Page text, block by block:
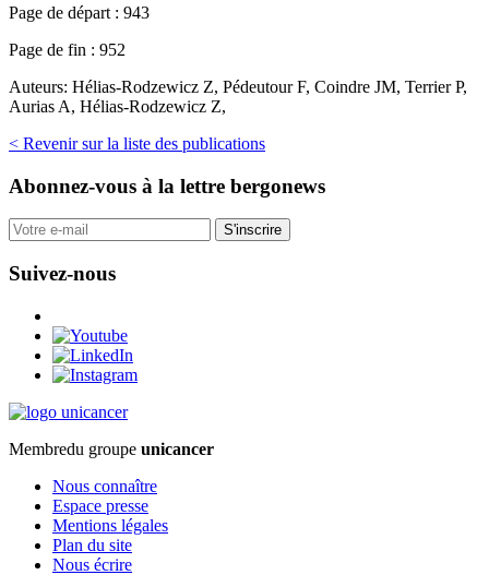
Page de départ : 943
Page de fin : 952
Auteurs: Hélias-Rodzewicz Z, Pédeutour F, Coindre JM, Terrier P,
Aurias A, Hélias-Rodzewicz Z,
< Revenir sur la liste des publications
Abonnez-vous à la lettre bergonews
S'inscrire
Suivez-nous
Membredu groupe unicancer
Nous connaître
Espace presse
Mentions légales
Plan du site
Nous écrire